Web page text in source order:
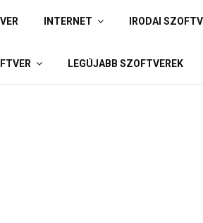
INTERNET IRODAI
LEGÚJABB SZOFTVEREK